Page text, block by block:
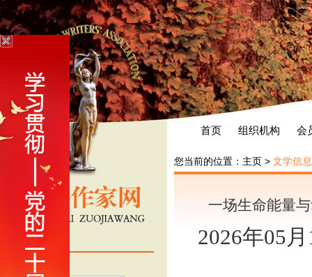
首页 组织机构 会
您当前的位置： 主页 > 文学信息
一场生命能量
2026年05